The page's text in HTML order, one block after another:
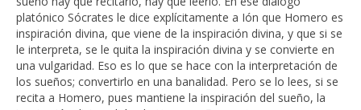
platónico Sócrates le dice explícitamente a Ión que Homero es
inspiración divina, que viene de la inspiración divina, y que si se
le interpreta, se le quita la inspiración divina y se convierte en
una vulgaridad. Eso es lo que se hace con la interpretación de
los sueños; convertirlo en una banalidad. Pero se lo lees, si se
recita a Homero, pues mantiene la inspiración del sueño, la